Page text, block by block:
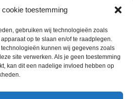
cookie toestemming
gebruiken wij technologieën zoals
op te slaan en/of te raadplegen.
kunnen wij gegevens zoals
site verwerken. Als je geen toestemming
kan dit een nadelige invloed hebben op